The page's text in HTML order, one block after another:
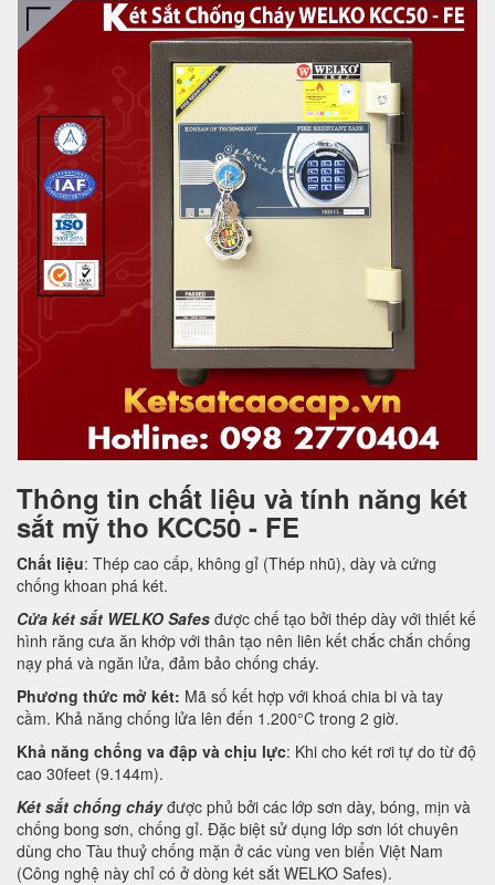
Thông tin chất liệu và tính năng két
sắt mỹ tho KCC50 - FE
Chất liệu: Thép cao cấp, không gỉ (Thép nhũ), dày và cứng
chống khoan phá két.
Cửa két sắt WELKO Safes được chế tạo bởi thép dày với thiết kế
hình răng cưa ăn khớp với thân tạo nên liên kết chắc chắn chống
nạy phá và ngăn lửa, đảm bảo chống cháy.
Phương thức mở két: Mã số kết hợp với khoá chia bi và tay
cầm. Khả năng chống lửa lên đến 1.200°C trong 2 giờ.
Khả năng chống va đập và chịu lực: Khi cho két rơi tự do từ độ
cao 30feet (9.144m).
Két sắt chống cháyđược phủ bởi các lớp sơn dày, bóng, mịn và
chống bong sơn, chống gỉ. Đặc biệt sử dụng lớp sơn lót chuyên
dùng cho Tàu thuỷ chống mặn ở các vùng ven biển Việt Nam
(Công nghệ này chỉ có ở dòng két sắt WELKO Safes).